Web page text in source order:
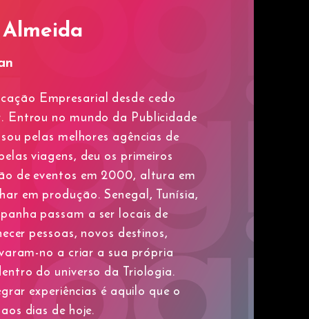
Almeida
Empresarial desde cedo
Entrou no mundo da Publicidade
pelas melhores agências de
viagens, deu os primeiros
de eventos em 2000, altura em
em produção. Senegal, Tunísia,
passam a ser locais de
pessoas, novos destinos,
no a criar a sua própria
do universo da Triologia.
experiências é aquilo que o
dias de hoje.